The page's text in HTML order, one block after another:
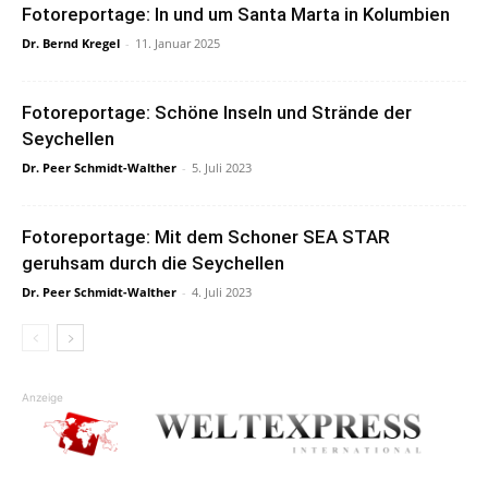
Fotoreportage: In und um Santa Marta in Kolumbien
Dr. Bernd Kregel - 11. Januar 2025
Fotoreportage: Schöne Inseln und Strände der
Seychellen
Dr. Peer Schmidt-Walther - 5. Juli 2023
Fotoreportage: Mit dem Schoner SEA STAR
geruhsam durch die Seychellen
Dr. Peer Schmidt-Walther - 4. Juli 2023
Anzeige